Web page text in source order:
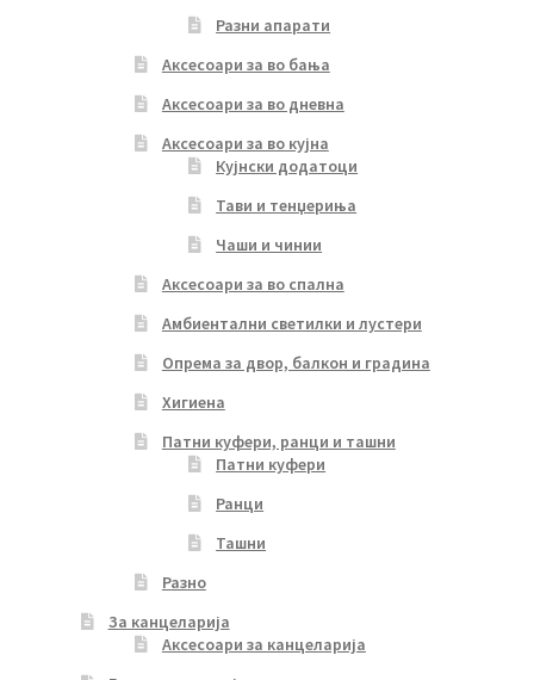
Разни апарати
Аксесоари за во бања
Аксесоари за во дневна
Аксесоари за во кујна
Кујнски додатоци
Тави и тенџериња
Чаши и чинии
Аксесоари за во спална
Амбиентални светилки и лустери
Опрема за двор, балкон и градина
Хигиена
Патни куфери, ранци и ташни
Патни куфери
Ранци
Ташни
Разно
За канцеларија
Аксесоари за канцеларија